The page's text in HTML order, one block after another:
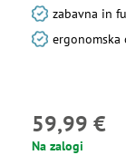
zabavna in
ergonomska
59,99 €
Na zalogi